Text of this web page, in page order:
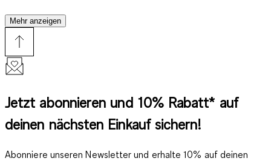
Mehr anzeigen
Jetzt abonnieren und 10% Rabatt* auf
deinen nächsten Einkauf sichern!
Abonniere unseren Newsletter und erhalte 10% auf deinen